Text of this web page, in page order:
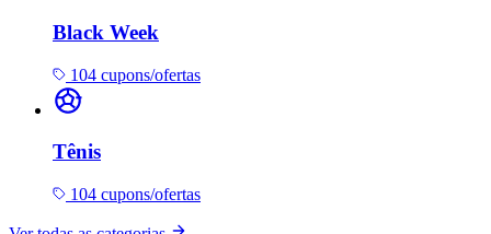
Black Week
104 cupons/ofertas
Tênis
104 cupons/ofertas